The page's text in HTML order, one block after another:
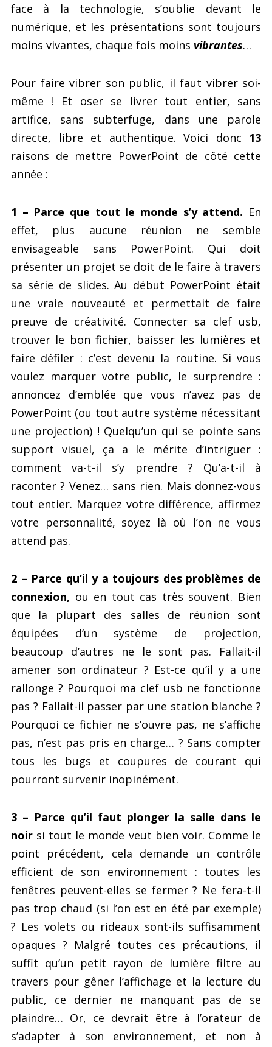
face à la technologie, s’oublie devant le
numérique, et les présentations sont toujours
moins vivantes, chaque fois moins vibrantes…
Pour faire vibrer son public, il faut vibrer soi-
même ! Et oser se livrer tout entier, sans
artifice, sans subterfuge, dans une parole
directe, libre et authentique. Voici donc 13
raisons de mettre PowerPoint de côté cette
année :
1 – Parce que tout le monde s’y attend. En
effet, plus aucune réunion ne semble
envisageable sans PowerPoint. Qui doit
présenter un projet se doit de le faire à travers
sa série de slides. Au début PowerPoint était
une vraie nouveauté et permettait de faire
preuve de créativité. Connecter sa clef usb,
trouver le bon fichier, baisser les lumières et
faire défiler : c’est devenu la routine. Si vous
voulez marquer votre public, le surprendre :
annoncez d’emblée que vous n’avez pas de
PowerPoint (ou tout autre système nécessitant
une projection) ! Quelqu’un qui se pointe sans
support visuel, ça a le mérite d’intriguer :
comment va-t-il s’y prendre ? Qu’a-t-il à
raconter ? Venez… sans rien. Mais donnez-vous
tout entier. Marquez votre différence, affirmez
votre personnalité, soyez là où l’on ne vous
attend pas.
2 – Parce qu’il y a toujours des problèmes de
connexion, ou en tout cas très souvent. Bien
que la plupart des salles de réunion sont
équipées d’un système de projection,
beaucoup d’autres ne le sont pas. Fallait-il
amener son ordinateur ? Est-ce qu’il y a une
rallonge ? Pourquoi ma clef usb ne fonctionne
pas ? Fallait-il passer par une station blanche ?
Pourquoi ce fichier ne s’ouvre pas, ne s’affiche
pas, n’est pas pris en charge… ? Sans compter
tous les bugs et coupures de courant qui
pourront survenir inopinément.
3 – Parce qu’il faut plonger la salle dans le
noir si tout le monde veut bien voir. Comme le
point précédent, cela demande un contrôle
efficient de son environnement : toutes les
fenêtres peuvent-elles se fermer ? Ne fera-t-il
pas trop chaud (si l’on est en été par exemple)
? Les volets ou rideaux sont-ils suffisamment
opaques ? Malgré toutes ces précautions, il
suffit qu’un petit rayon de lumière filtre au
travers pour gêner l’affichage et la lecture du
public, ce dernier ne manquant pas de se
plaindre… Or, ce devrait être à l’orateur de
s’adapter à son environnement, et non à